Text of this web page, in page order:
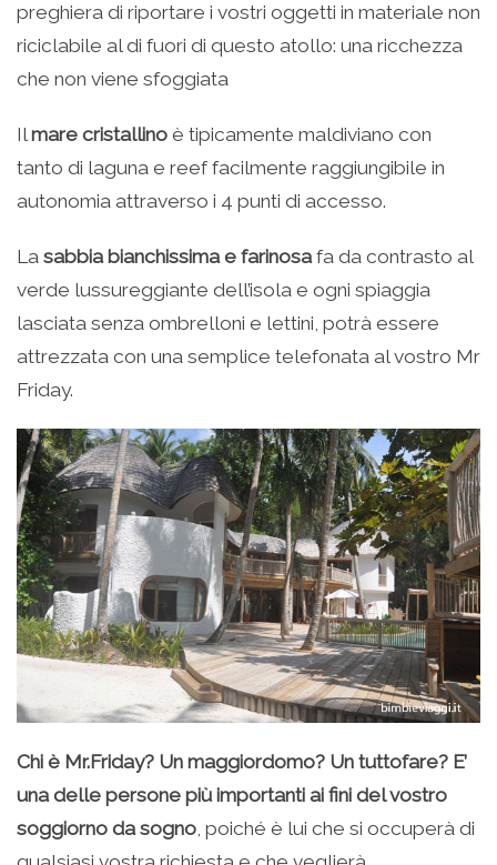
preghiera di riportare i vostri oggetti in materiale non
riciclabile al di fuori di questo atollo: una ricchezza
che non viene sfoggiata
Ilmare cristallino è tipicamente maldiviano con
tanto di laguna e reef facilmente raggiungibile in
autonomia attraverso i 4 punti di accesso.
La sabbia bianchissima e farinosafa da contrasto al
verde lussureggiante dell’isola e ogni spiaggia
lasciata senza ombrelloni e lettini, potrà essere
attrezzata con una semplice telefonata al vostro Mr
Friday.
Chi è Mr.Friday? Un maggiordomo? Un tuttofare? E’
una delle persone più importanti ai fini del vostro
soggiorno da sogno, poiché è lui che si occuperà di